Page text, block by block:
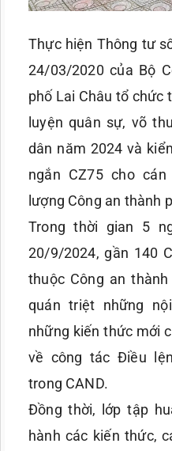
Thực hiện Thông tư
24/03/2020 của Bộ
phố Lai Châu tổ chức
luyện quân sự, võ
dân năm 2024 và
ngắn CZ75 cho
lượng Công an thành
Trong thời gian 5
20/9/2024, gần 140
thuộc Công an
quán triệt những
những kiến thức mới
về công tác Điều
trong CAND.
Đồng thời, lớp tập
hành các kiến thức,